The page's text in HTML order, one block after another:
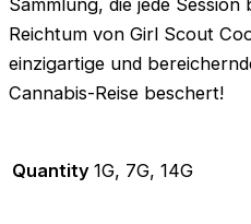
Sammlung, die jede
Reichtum von Girl Scout
einzigartige und
Cannabis-Reise beschert!
Quantity 1G, 7G, 14G